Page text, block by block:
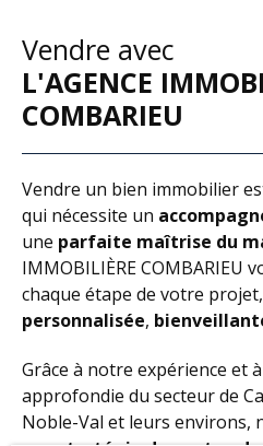
Vendre avec
L'AGENCE
COMBARIEU
Vendre un bien immobilier
qui nécessite un
une parfaite maîtrise du
IMMOBILIÈRE COMBARIEU
chaque étape de votre
personnalisée,
Grâce à notre expérience et
approfondie du secteur de
Noble-Val et leurs environs,